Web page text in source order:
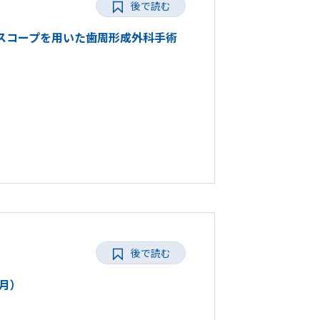
ープを用いた歯周形成外科手術
後で読む
後で読む